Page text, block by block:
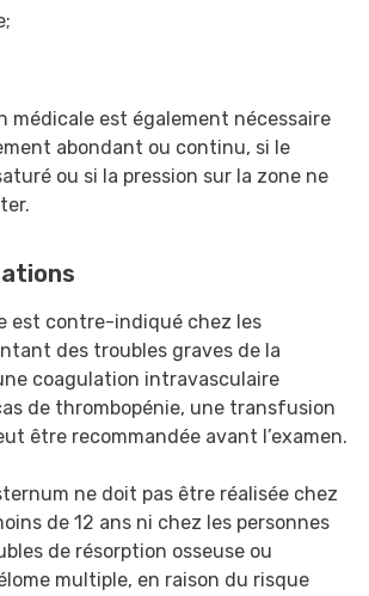
médicale est également nécessaire
abondant ou continu, si le
ou si la pression sur la zone ne
est contre-indiqué chez les
des troubles graves de la
coagulation intravasculaire
de thrombopénie, une transfusion
être recommandée avant l’examen.
ne doit pas être réalisée chez
de 12 ans ni chez les personnes
de résorption osseuse ou
multiple, en raison du risque